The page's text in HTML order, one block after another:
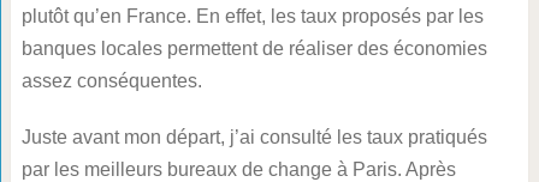
plutôt qu’en France. En effet, les taux proposés par les
banques locales permettent de réaliser des économies
assez conséquentes.
Juste avant mon départ, j’ai consulté les taux pratiqués
par les meilleurs bureaux de change à Paris. Après